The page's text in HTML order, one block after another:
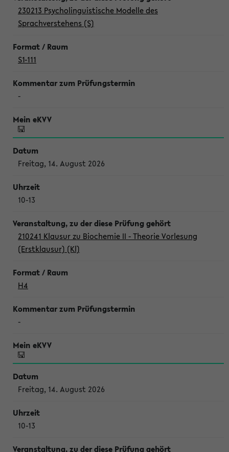
230213 Psycholinguistische Modelle des
Sprachverstehens (S)
S1-111
-
Freitag, 14. August 2026
10-13
210241 Klausur zu Biochemie II - Theorie Vorlesung
(Erstklausur) (Kl)
H4
-
Freitag, 14. August 2026
10-13